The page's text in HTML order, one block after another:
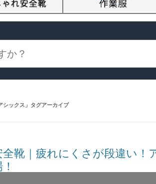
シックス 」タグアーカイブ
全靴｜疲れにくさが段違い！